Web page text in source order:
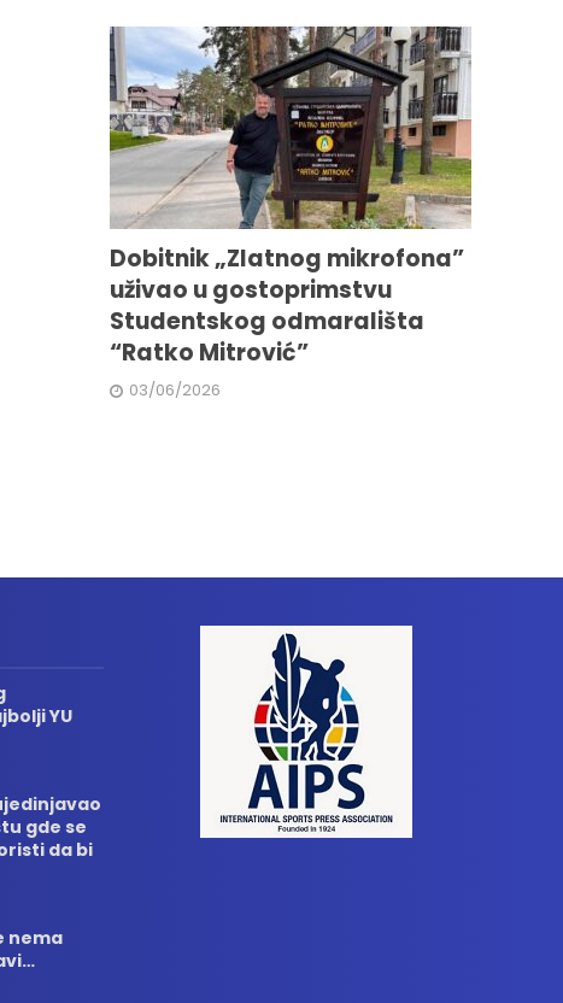
Dobitnik „Zlatnog mikrofona”
uživao u gostoprimstvu
Studentskog odmarališta
“Ratko Mitrović”
03/06/2026
YU
gde se
da bi
nema